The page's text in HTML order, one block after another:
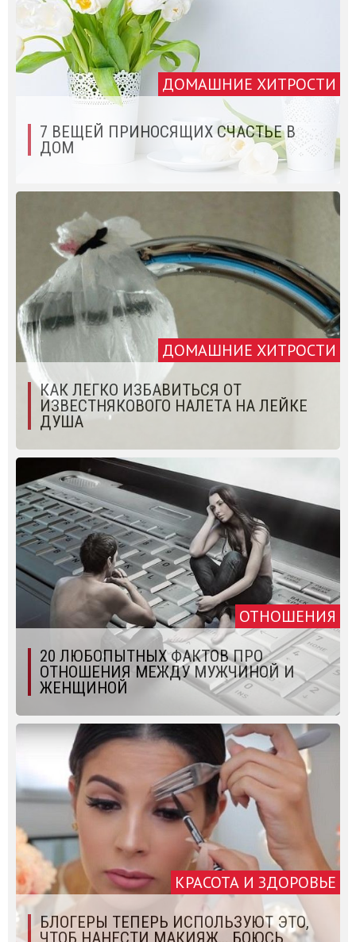
ДОМАШНИЕ ХИТРОСТИ
7 ВЕЩЕЙ ПРИНОСЯЩИХ СЧАСТЬЕ В
ДОМ
ДОМАШНИЕ ХИТРОСТИ
КАК ЛЕГКО ИЗБАВИТЬСЯ ОТ
ИЗВЕСТНЯКОВОГО НАЛЕТА НА ЛЕЙКЕ
ДУША
ОТНОШЕНИЯ
20 ЛЮБОПЫТНЫХ ФАКТОВ ПРО
ОТНОШЕНИЯ МЕЖДУ МУЖЧИНОЙ И
ЖЕНЩИНОЙ
КРАСОТА И ЗДОРОВЬЕ
БЛОГЕРЫ ТЕПЕРЬ ИСПОЛЬЗУЮТ ЭТО,